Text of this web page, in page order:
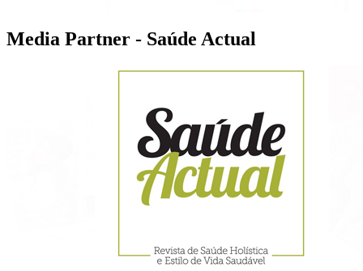
Media Partner - Saúde Actual